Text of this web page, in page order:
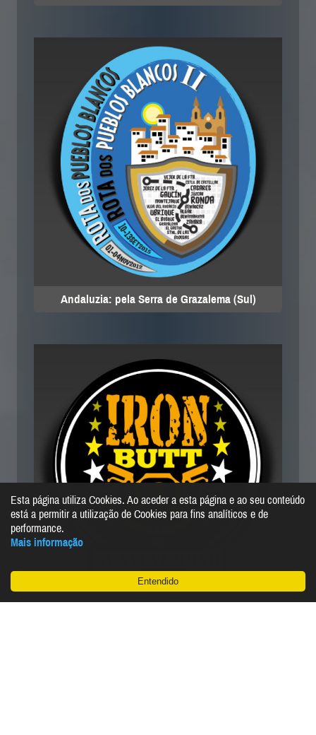
Andaluzia: pela Serra de Grazalema (Sul)
1600 quilómetros em 24 horas
Esta página utiliza Cookies. Ao aceder a esta página e ao seu conteúdo
está a permitir a utilização de Cookies para fins analíticos e de
performance.
Mais informação
Entendido